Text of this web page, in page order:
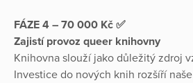
FÁZE 4 – 70 000 Kč ✅
Zajistí provoz queer knihovny
Knihovna slouží jako důležitý zdroj
Investice do nových knih rozšíří